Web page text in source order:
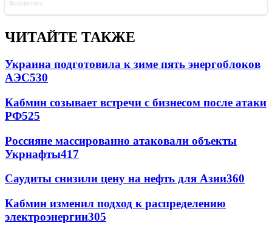
ЧИТАЙТЕ ТАКЖЕ
Украина подготовила к зиме пять энергоблоков
АЭС530
Кабмин созывает встречи с бизнесом после атаки
РФ525
Россияне массированно атаковали объекты
Укрнафты417
Саудиты снизили цену на нефть для Азии360
Кабмин изменил подход к распределению
электроэнергии305